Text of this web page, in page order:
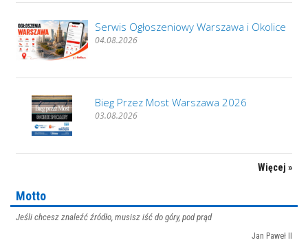
Serwis Ogłoszeniowy Warszawa i Okolice
04.08.2026
Bieg Przez Most Warszawa 2026
03.08.2026
Więcej »
Motto
Jeśli chcesz znaleźć źródło, musisz iść do góry, pod prąd
Jan Paweł II